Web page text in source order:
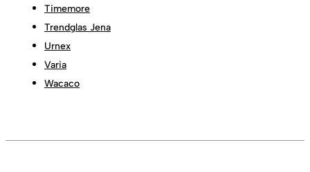
Timemore
Trendglas Jena
Urnex
Varia
Wacaco